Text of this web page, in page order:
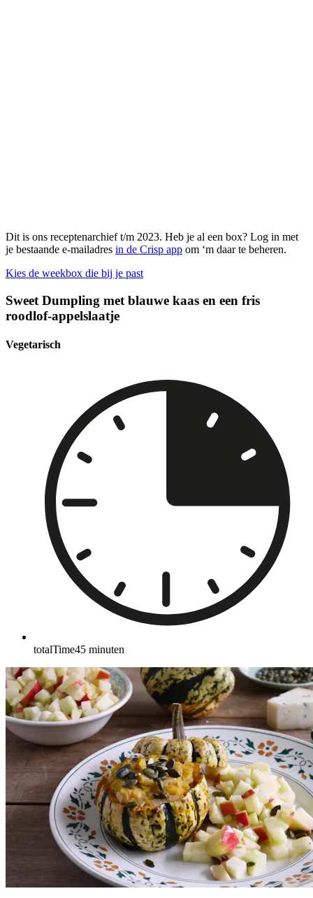
Dit is ons receptenarchief t/m 2023. Heb je al een box? Log in met
je bestaande e-mailadres in de Crisp app om ‘m daar te beheren.
Kies de weekbox die bij je past
Sweet Dumpling met blauwe kaas en een fris
roodlof-appelslaatje
Vegetarisch
totalTime45 minuten